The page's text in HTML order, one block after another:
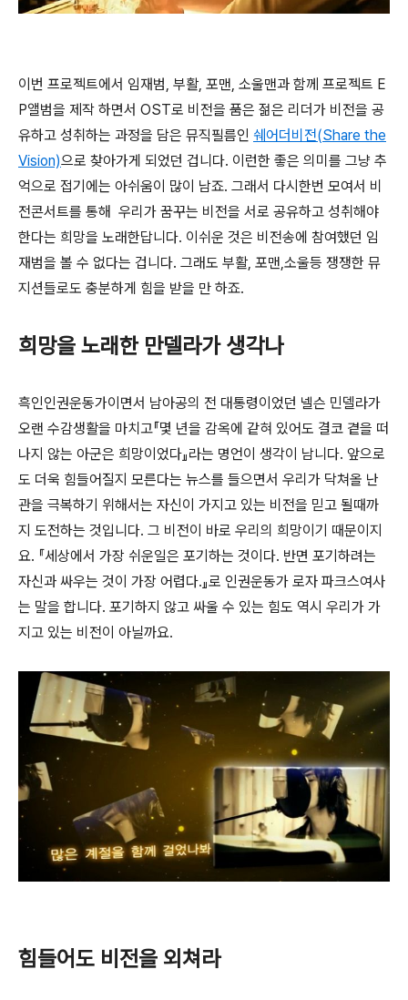
이번 프로젝트에서 임재범, 부활, 포맨, 소울맨과 함께 프로젝트 E
P앨범을 제작 하면서 OST로 비전을 품은 젊은 리더가 비전을 공
유하고 성취하는 과정을 담은 뮤직필름인 쉐어더비전(Share the
Vision)으로 찾아가게 되었던 겁니다. 이런한 좋은 의미를 그냥 추
억으로 접기에는 아쉬움이 많이 남죠. 그래서 다시한번 모여서 비
전콘서트를 통해 우리가 꿈꾸는 비전을 서로 공유하고 성취해야
한다는 희망을 노래한답니다. 이쉬운 것은 비전송에 참여했던 임
재범을 볼 수 없다는 겁니다. 그래도 부활, 포맨,소울등 쟁쟁한 뮤
지션들로도 충분하게 힘을 받을 만 하죠.
희망을 노래한 만델라가 생각나
흑인인권운동가이면서 남아공의 전 대통령이었던 넬슨 민델라가
오랜 수감생활을 마치고『몇 년을 감옥에 같혀 있어도 결코 곁을 떠
나지 않는 아군은 희망이었다』라는 명언이 생각이 남니다. 앞으로
도 더욱 힘들어질지 모른다는 뉴스를 들으면서 우리가 닥쳐올 난
관을 극복하기 위해서는 자신이 가지고 있는 비전을 믿고 될때까
지 도전하는 것입니다. 그 비전이 바로 우리의 희망이기 때문이지
요. 『세상에서 가장 쉬운일은 포기하는 것이다. 반면 포기하려는
자신과 싸우는 것이 가장 어렵다.』로 인권운동가 로자 파크스여사
는 말을 합니다. 포기하지 않고 싸울 수 있는 힘도 역시 우리가 가
지고 있는 비전이 아닐까요.
힘들어도 비전을 외쳐라